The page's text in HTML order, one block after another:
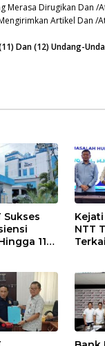
Merasa Dirugikan Dan /
Artikel Dan /
Dan (12) Undang-
Sukses
11
NTT